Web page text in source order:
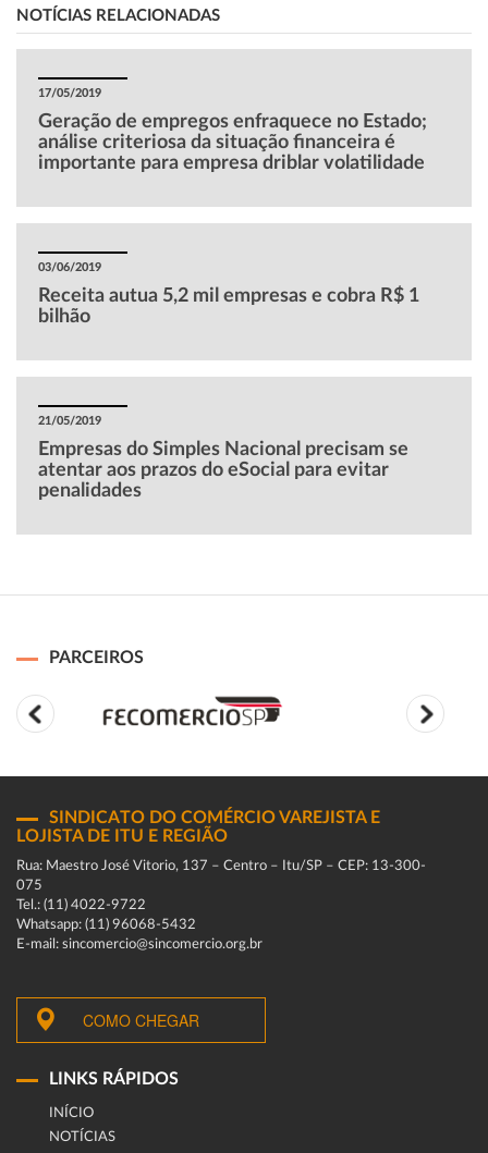
NOTÍCIAS RELACIONADAS
17/05/2019
Geração de empregos enfraquece no Estado;
análise criteriosa da situação financeira é
importante para empresa driblar volatilidade
03/06/2019
Receita autua 5,2 mil empresas e cobra R$ 1
bilhão
21/05/2019
Empresas do Simples Nacional precisam se
atentar aos prazos do eSocial para evitar
penalidades
PARCEIROS
SINDICATO DO COMÉRCIO VAREJISTA E
LOJISTA DE ITU E REGIÃO
Rua: Maestro José Vitorio, 137 – Centro – Itu/SP – CEP: 13-300-
075
Tel.: (11) 4022-9722
Whatsapp: (11) 96068-5432
E-mail: sincomercio@sincomercio.org.br
COMO CHEGAR
LINKS RÁPIDOS
INÍCIO
NOTÍCIAS